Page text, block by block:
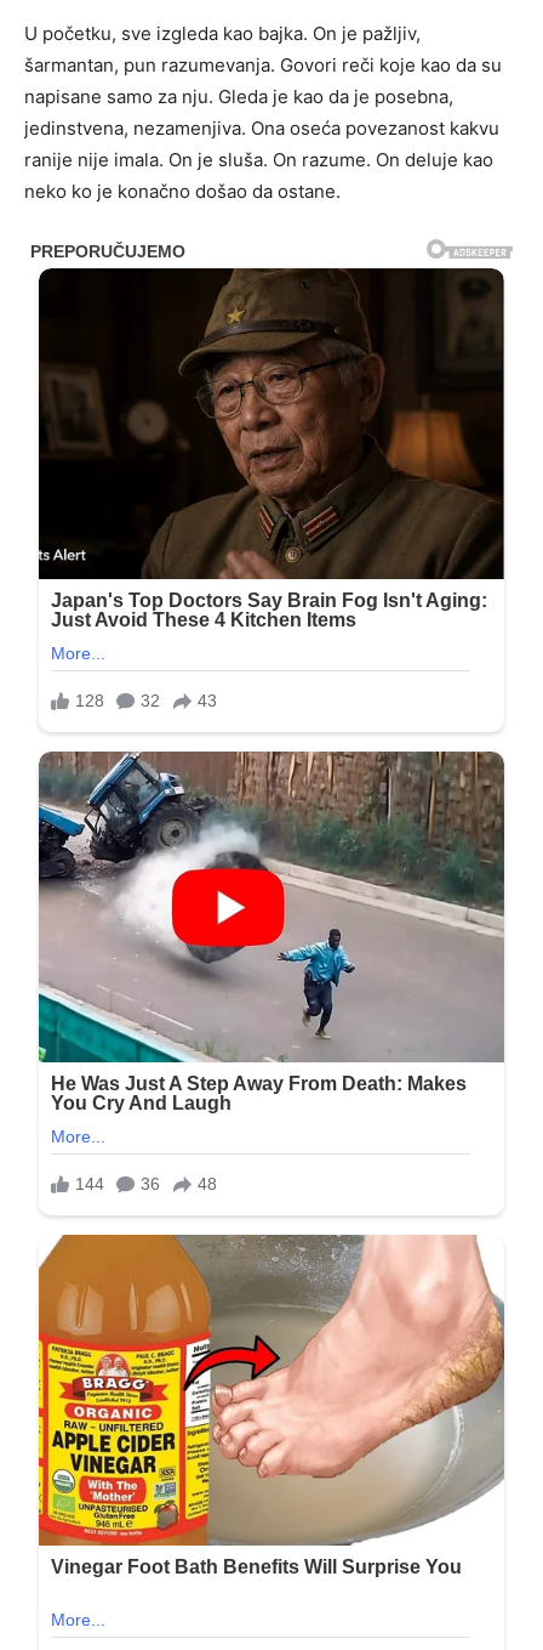
U početku, sve izgleda kao bajka. On je pažljiv,
šarmantan, pun razumevanja. Govori reči koje kao da su
napisane samo za nju. Gleda je kao da je posebna,
jedinstvena, nezamenjiva. Ona oseća povezanost kakvu
ranije nije imala. On je sluša. On razume. On deluje kao
neko ko je konačno došao da ostane.